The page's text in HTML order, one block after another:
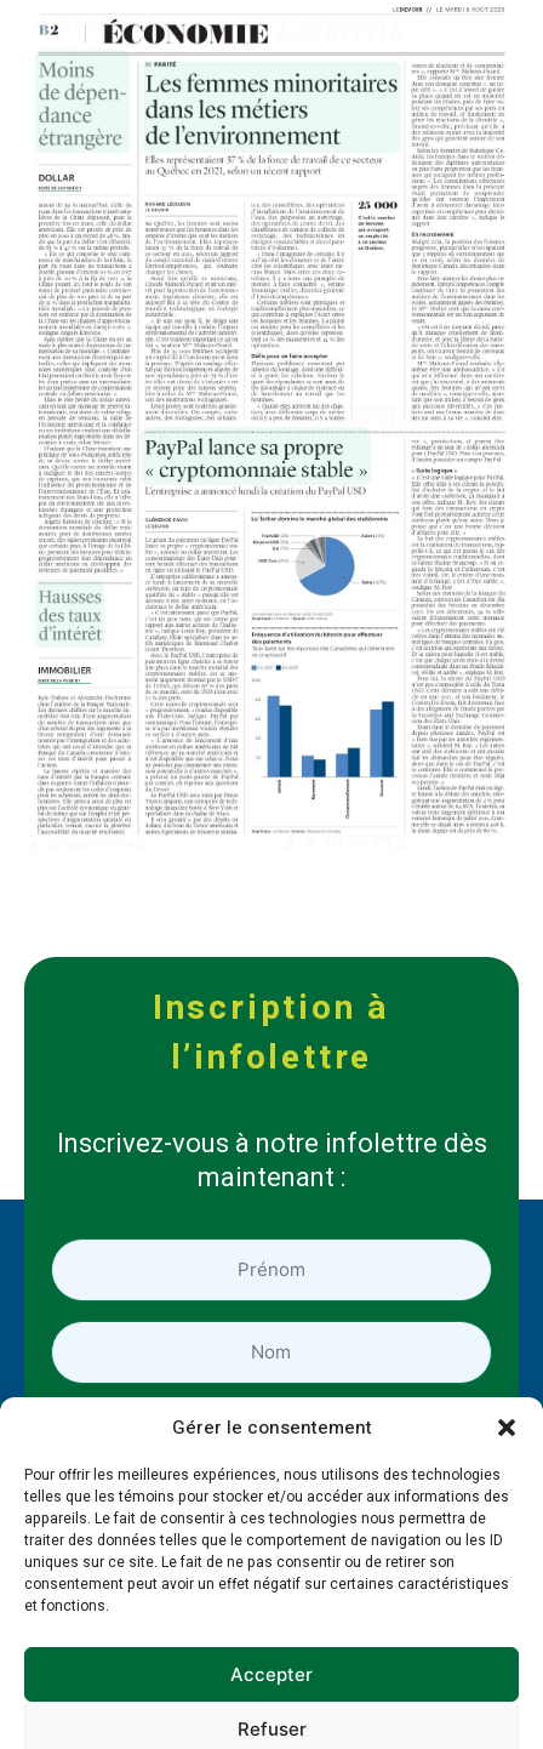
Gérer le consentement
Pour offrir les meilleures expériences, nous utilisons des technologies
telles que les témoins pour stocker et/ou accéder aux informations des
appareils. Le fait de consentir à ces technologies nous permettra de
traiter des données telles que le comportement de navigation ou les ID
uniques sur ce site. Le fait de ne pas consentir ou de retirer son
consentement peut avoir un effet négatif sur certaines caractéristiques
et fonctions.
Accepter
Refuser
Inscription à
l’infolettre
Inscrivez-vous à notre infolettre dès
maintenant :
Prénom
*
*
Nom
*
*
Adresse
courriel
*
*